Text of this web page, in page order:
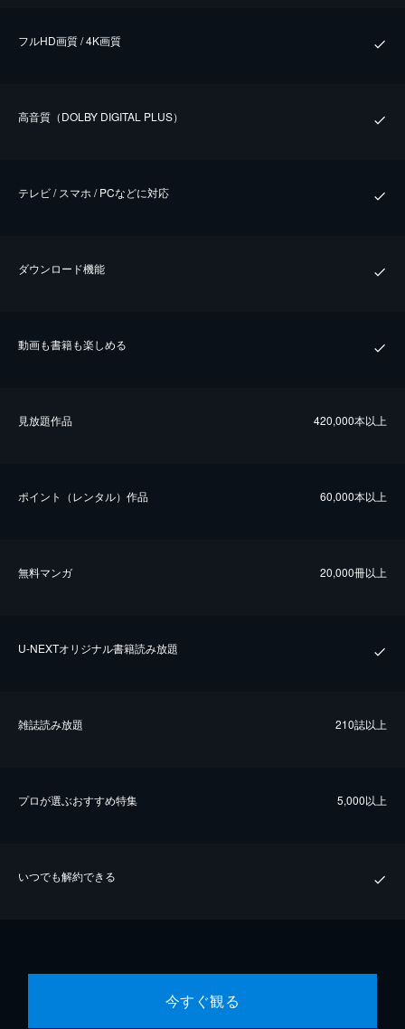
フルHD画質 / 4K画質
⾼⾳質（DOLBY DIGITAL PLUS）
テレビ / スマホ / PCなどに対応
ダウンロード機能
動画も書籍も楽しめる
⾒放題作品 420,000本以上
ポイント（レンタル）作品 60,000本以上
無料マンガ 20,000冊以上
U-NEXTオリジナル書籍読み放題
雑誌読み放題 210誌以上
プロが選ぶおすすめ特集 5,000以上
いつでも解約できる
今すぐ観る